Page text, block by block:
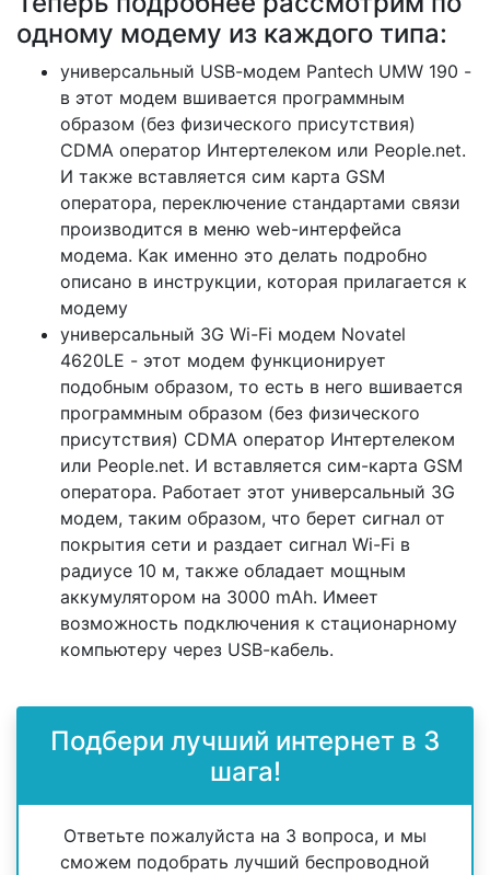
одному модему из каждого типа:
универсальный USB-модем Pantech UMW 190 -
в этот модем вшивается программным
образом (без физического присутствия)
CDMA оператор Интертелеком или People.net.
И также вставляется сим карта GSM
оператора, переключение стандартами связи
производится в меню web-интерфейса
модема. Как именно это делать подробно
описано в инструкции, которая прилагается к
модему
универсальный 3G Wi-Fi модем Novatel
4620LE - этот модем функционирует
подобным образом, то есть в него вшивается
программным образом (без физического
присутствия) CDMA оператор Интертелеком
или People.net. И вставляется сим-карта GSM
оператора. Работает этот универсальный 3G
модем, таким образом, что берет сигнал от
покрытия сети и раздает сигнал Wi-Fi в
радиусе 10 м, также обладает мощным
аккумулятором на 3000 mAh. Имеет
возможность подключения к стационарному
компьютеру через USB-кабель.
Подбери лучший интернет в 3
шага!
Ответьте пожалуйста на 3 вопроса, и мы
сможем подобрать лучший беспроводной